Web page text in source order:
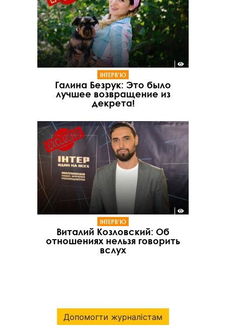
ІНТЕРВ'Ю
Галина Безрук: Это было
лучшее возвращение из
декрета!
ІНТЕРВ'Ю
Виталий Козловский: Об
отношениях нельзя говорить
вслух
Допомогти журналістам